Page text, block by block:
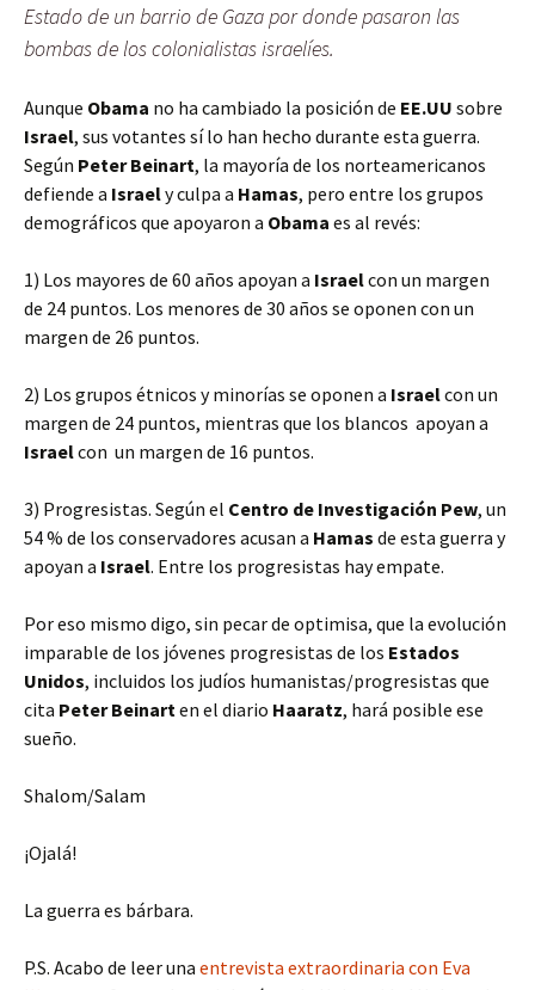
Estado de un barrio de Gaza por donde pasaron las
bombas de los colonialistas israelíes.
Aunque Obama no ha cambiado la posición de EE.UU sobre
Israel, sus votantes sí lo han hecho durante esta guerra.
Según Peter Beinart, la mayoría de los norteamericanos
defiende a Israely culpa a Hamas, pero entre los grupos
demográficos que apoyaron a Obama es al revés:
1) Los mayores de 60 años apoyan a Israelcon un margen
de 24 puntos. Los menores de 30 años se oponen con un
margen de 26 puntos.
2) Los grupos étnicos y minorías se oponen a Israelcon un
margen de 24 puntos, mientras que los blancos apoyan a
Israelcon un margen de 16 puntos.
3) Progresistas. Según el Centro de Investigación Pew, un
54 % de los conservadores acusan a Hamas de esta guerra y
apoyan a Israel. Entre los progresistas hay empate.
Por eso mismo digo, sin pecar de optimisa, que la evolución
imparable de los jóvenes progresistas de los Estados
Unidos, incluidos los judíos humanistas/progresistas que
cita Peter Beinarten el diario Haaratz, hará posible ese
sueño.
Shalom/Salam
¡Ojalá!
La guerra es bárbara.
P.S. Acabo de leer una entrevista extraordinaria con Eva